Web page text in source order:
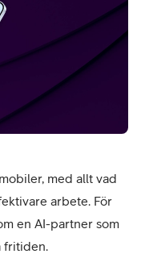
med allt vad
arbete. För
en AI-partner som
fritiden.